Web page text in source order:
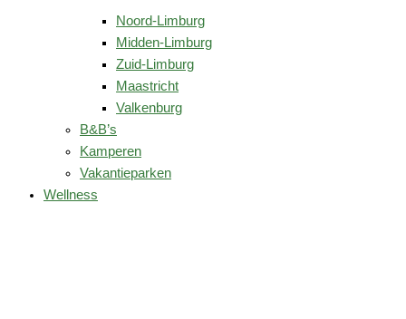
Noord-Limburg
Midden-Limburg
Zuid-Limburg
Maastricht
Valkenburg
B&B’s
Kamperen
Vakantieparken
Wellness